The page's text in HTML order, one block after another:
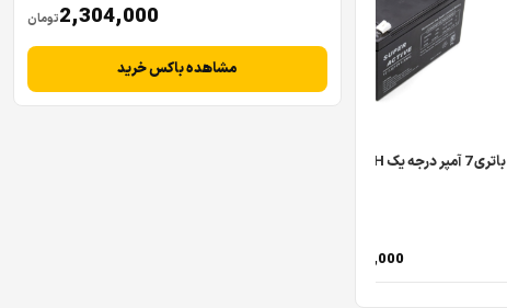
باتری 7 آمپر درجه یک BAT-7.2AH
2,895,000
2,304,000تومان
مشاهده باکس خرید